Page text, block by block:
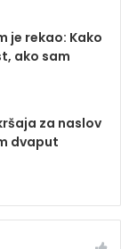
je rekao: Kako
ako sam
za naslov
dvaput